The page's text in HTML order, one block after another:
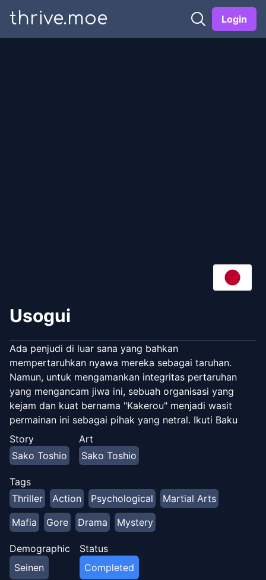
thrive.moe Login
Usogui
Ada penjudi di luar sana yang bahkan
mempertaruhkan nyawa mereka sebagai taruhan.
Namun, untuk mengamankan integritas pertaruhan
yang mengancam jiwa ini, sebuah organisasi yang
kejam dan kuat bernama "Kakerou" menjadi wasit
permainan ini sebagai pihak yang netral. Ikuti Baku
Madarame alias Usogui (Pemakan Kebohongan) saat
ia berjudi melawan lawan yang gila dalam permainan –
seperti Escape the Abandoned Building, Old Maid, dan
Hangman – untuk akhirnya "mengalahkan" dan
mengendalikan organisasi netral Kakerou itu sendiri. --
- **Link:** - [OAV di ANN]
(https://www.animenewsnetwork.com/encyclopedia/
id=14163)
Story
Sako Toshio
Art
Sako Toshio
Tags
Thriller
Action Psychological
Martial Arts
Mafia
Gore Drama Mystery
Demographic
Seinen
Status
Completed